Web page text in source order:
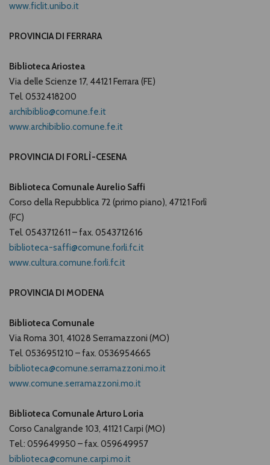
www.ficlit.unibo.it
PROVINCIA DI FERRARA
Biblioteca Ariostea
Via delle Scienze 17, 44121 Ferrara (FE)
Tel. 0532418200
archibiblio@comune.fe.it
www.archibiblio.comune.fe.it
PROVINCIA DI FORLÌ-CESENA
Biblioteca Comunale Aurelio Saffi
Corso della Repubblica 72 (primo piano), 47121 Forlì
(FC)
Tel. 0543712611 – fax. 0543712616
biblioteca-saffi@comune.forli.fc.it
www.cultura.comune.forli.fc.it
PROVINCIA DI MODENA
Biblioteca Comunale
Via Roma 301, 41028 Serramazzoni (MO)
Tel. 0536951210 – fax. 0536954665
biblioteca@comune.serramazzoni.mo.it
www.comune.serramazzoni.mo.it
Biblioteca Comunale Arturo Loria
Corso Canalgrande 103, 41121 Carpi (MO)
Tel.: 059649950 – fax. 059649957
biblioteca@comune.carpi.mo.it